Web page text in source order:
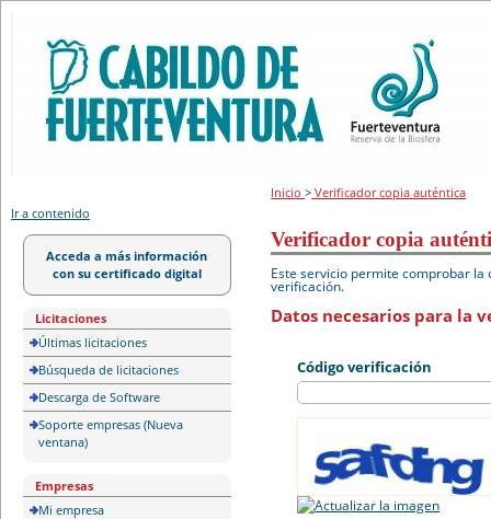
Ir a contenido
Acceda a más información
con su certificado digital
Licitaciones
Últimas licitaciones
Búsqueda de licitaciones
Descarga de Software
Soporte empresas (Nueva
ventana)
Empresas
Mi empresa
Inicio> Verificador copia auténtica
Verificador copia
Este servicio permite comprobar
verificación.
Datos necesarios para la
Código verificación